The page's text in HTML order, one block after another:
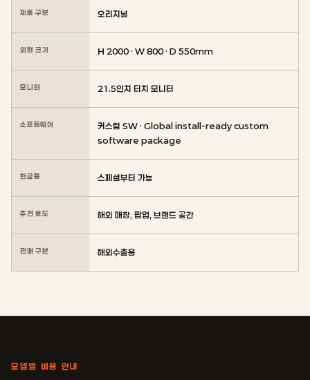
제품 구분 오리지널
외형 크기 H 2000 · W 800 · D 550mm
모니터 21.5인치 터치 모니터
소프트웨어
커스텀 SW · Global install-ready custom
software package
현금통 스페셜부터 가능
추천 용도 해외 매장, 팝업, 브랜드 공간
판매 구분 해외수출용
모델별 비용 안내